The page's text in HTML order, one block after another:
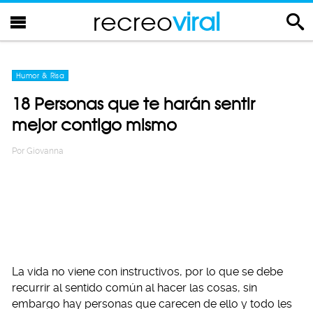
recreoviral
Humor & Risa
18 Personas que te harán sentir
mejor contigo mismo
Por Giovanna
La vida no viene con instructivos, por lo que se debe
recurrir al sentido común al hacer las cosas, sin
embargo hay personas que carecen de ello y todo les